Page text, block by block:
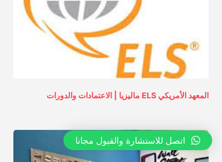
المعهد الأمريكي ELS ماليزيا | الاعتمادات والدورات
اتصل للاستشارة والقبول مجانا